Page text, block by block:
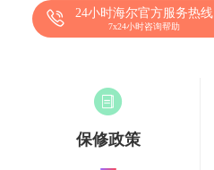
24小时海尔官方服务热线
7x24小时咨询帮助
保修政策